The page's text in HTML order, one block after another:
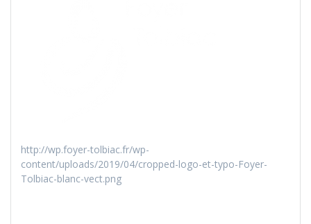
http://wp.foyer-tolbiac.fr/wp-
content/uploads/2019/04/cropped-logo-et-typo-Foyer-
Tolbiac-blanc-vect.png